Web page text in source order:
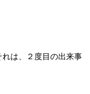
は、２度目の出来事